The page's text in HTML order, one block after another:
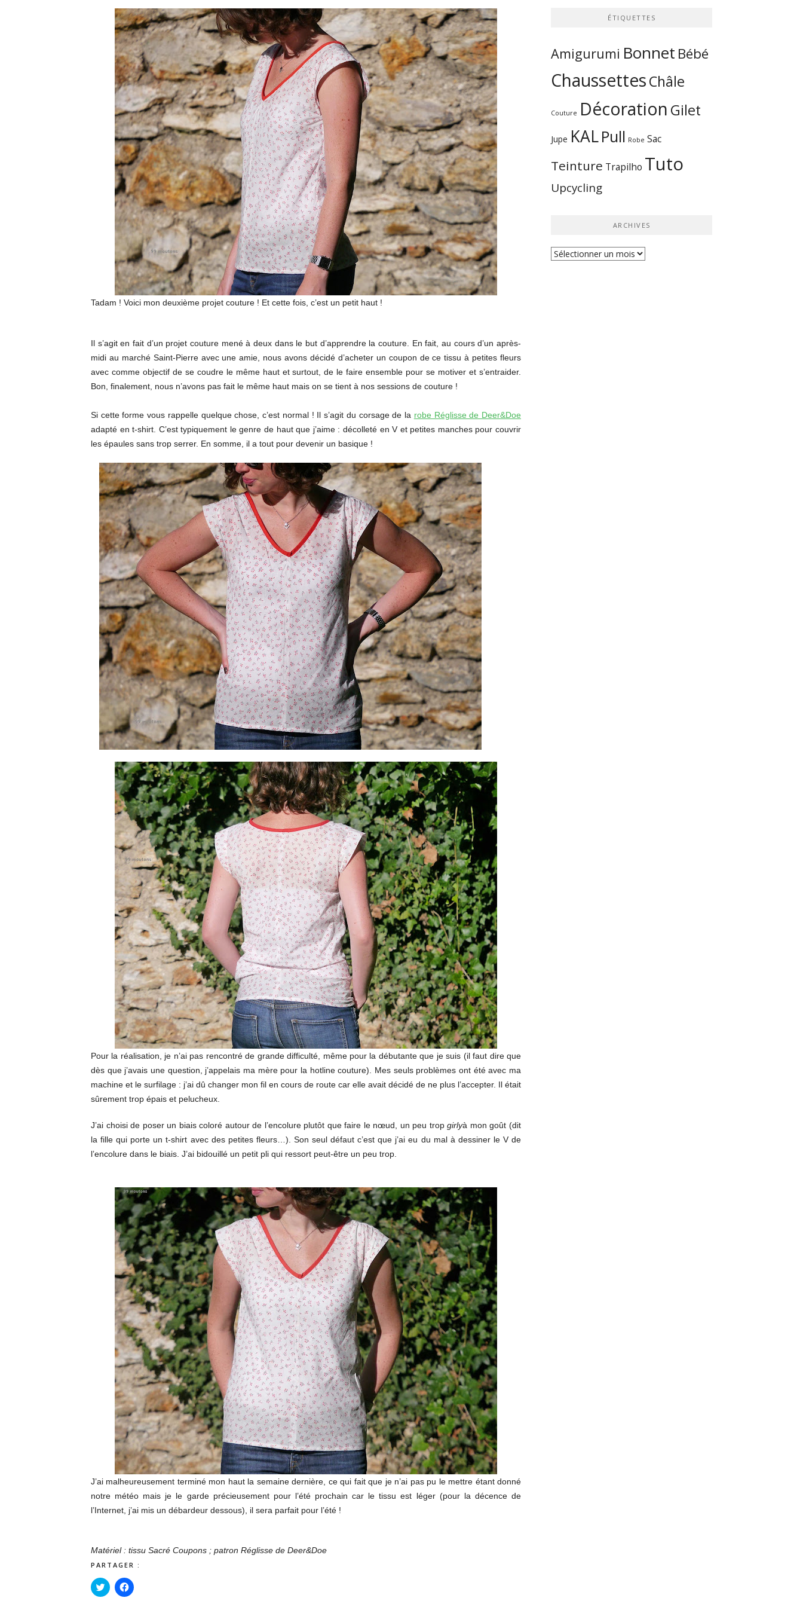
Tadam ! Voici mon deuxième projet couture ! Et cette fois, c’est un petit haut !
Il s’agit en fait d’un projet couture mené à deux dans le but d’apprendre la couture. En fait, au cours d’un après-
midi au marché Saint-Pierre avec une amie, nous avons décidé d’acheter un coupon de ce tissu à petites fleurs
avec comme objectif de se coudre le même haut et surtout, de le faire ensemble pour se motiver et s’entraider.
Bon, finalement, nous n’avons pas fait le même haut mais on se tient à nos sessions de couture !
Si cette forme vous rappelle quelque chose, c’est normal ! Il s’agit du corsage de la robe Réglisse de Deer&Doe
adapté en t-shirt. C’est typiquement le genre de haut que j’aime : décolleté en V et petites manches pour couvrir
les épaules sans trop serrer. En somme, il a tout pour devenir un basique !
Pour la réalisation, je n’ai pas rencontré de grande difficulté, même pour la débutante que je suis (il faut dire que
dès que j’avais une question, j’appelais ma mère pour la hotline couture). Mes seuls problèmes ont été avec ma
machine et le surfilage : j’ai dû changer mon fil en cours de route car elle avait décidé de ne plus l’accepter. Il était
sûrement trop épais et pelucheux.
J’ai choisi de poser un biais coloré autour de l’encolure plutôt que faire le nœud, un peu tropgirlyà mon goût (dit
la fille qui porte un t-shirt avec des petites fleurs…). Son seul défaut c’est que j’ai eu du mal à dessiner le V de
l’encolure dans le biais. J’ai bidouillé un petit pli qui ressort peut-être un peu trop.
J’ai malheureusement terminé mon haut la semaine dernière, ce qui fait que je n’ai pas pu le mettre étant donné
notre météo mais je le garde précieusement pour l’été prochain car le tissu est léger (pour la décence de
l’Internet, j’ai mis un débardeur dessous), il sera parfait pour l’été !
Matériel : tissu Sacré Coupons ; patron Réglisse de Deer&Doe
PARTAGER :
Cliquez
pour
Cliquez
pour
ÉTIQUETTES
Amigurumi Bonnet Bébé
ChaussettesChâle
Couture Décoration Gilet
Jupe KALPull Robe Sac
Teinture Trapilho Tuto
Upcycling
ARCHIVES
Archives